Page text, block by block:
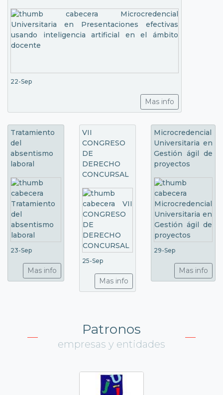
22-Sep
Mas info
Tratamiento
del
absentismo
laboral
23-Sep
Mas info
VII
CONGRESO
DE
DERECHO
CONCURSAL
25-Sep
Mas info
Microcredencial
Universitaria en
Gestión ágil de
proyectos
29-Sep
Mas info
Patronos
empresas y entidades